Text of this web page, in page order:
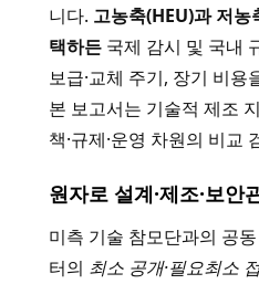
니다. 고농축(HEU)과 저
택하든 국제 감시 및 국내
보급·교체 주기, 장기 비
본 보고서는 기술적 제조
책·규제·운영 차원의 비교
원자로 설계·제조·보안
미측 기술 참모단과의 공
터의 최소 공개·필요최소